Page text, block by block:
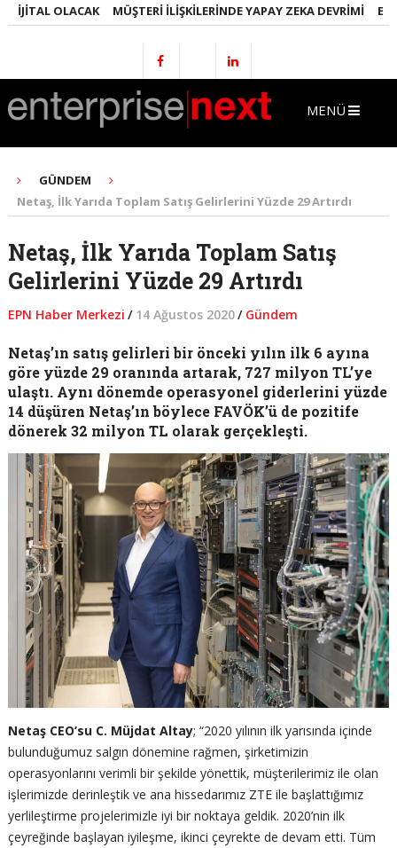
OLACAK MÜŞTERI İLIŞKILERINDE YAPAY ZEKA DEVRIMI
MENÜ
GÜNDEM
Netaş, İlk Yarıda Toplam Satış Gelirlerini Yüzde 29 Artırdı
Netaş, İlk Yarıda Toplam Satış
Gelirlerini Yüzde 29 Artırdı
EPN Haber Merkezi / 14 Ağustos 2020/ Gündem
Netaş’ın satış gelirleri bir önceki yılın ilk 6 ayına
göre yüzde 29 oranında artarak, 727 milyon TL’ye
ulaştı. Aynı dönemde operasyonel giderlerini yüzde
14 düşüren Netaş’ın böylece FAVÖK’ü de pozitife
dönerek 32 milyon TL olarak gerçekleşti.
Netaş CEO’su C. Müjdat Altay; “2020 yılının ilk yarısında içinde
bulunduğumuz salgın dönemine rağmen, şirketimizin
operasyonlarını verimli bir şekilde yönettik, müşterilerimiz ile olan
işlerimizde derinleştik ve ana hissedarımız ZTE ile başlattığımız
yerlileştirme projelerimizle iyi bir noktaya geldik. 2020’nin ilk
çeyreğinde başlayan iyileşme, ikinci çeyrekte de devam etti. Tüm